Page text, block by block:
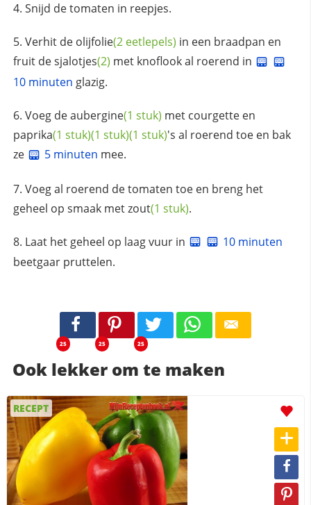
Snijd de tomaten in reepjes.
Verhit de olijfolie(2 eetlepels) in een braadpan en
fruit desjalotjes(2) met knoflook al roerend in
10 minuten glazig.
Voeg deaubergine(1 stuk) met courgette en
paprika(1 stuk)(1 stuk)(1 stuk)'s al roerend toe en bak
ze
5 minuten mee.
Voeg al roerend de tomaten toe en breng het
geheel op smaak metzout(1 stuk).
Laat het geheel op laag vuur in
10 minuten
beetgaar pruttelen.
25 25 25
Ook lekker om te maken
RECEPT